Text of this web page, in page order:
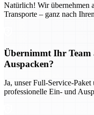
Natürlich! Wir übernehmen
Transporte – ganz nach
Übernimmt Ihr Team
Auspacken?
Ja, unser Full-Service-
professionelle Ein- und